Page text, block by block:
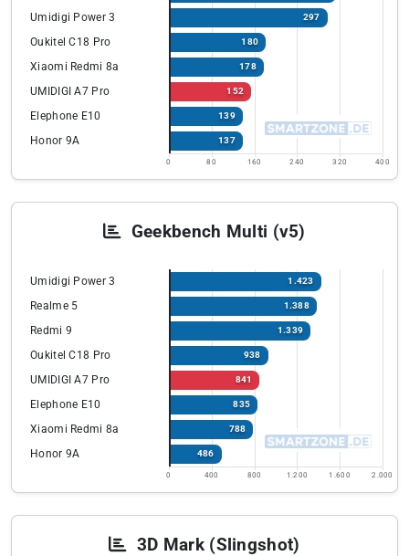
Umidigi Power 3 297
Oukitel C18 Pro 180
Xiaomi Redmi 8a 178
UMIDIGI A7 Pro 152
Elephone E10 139
Honor 9A 137
0 80 160 240 320 400
Geekbench Multi (v5)
Umidigi Power 3 1.423
Realme 5 1.388
Redmi 9 1.339
Oukitel C18 Pro 938
UMIDIGI A7 Pro 841
Elephone E10 835
Xiaomi Redmi 8a 788
Honor 9A 486
0 400 800 1.200 1.600 2.000
3D Mark (Slingshot)